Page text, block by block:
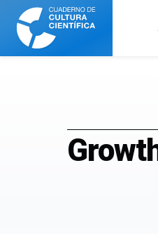
Cuaderno
Cultura
Científica